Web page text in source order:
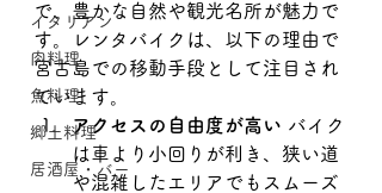
イタリアン
肉料理
魚料理
郷土料理
居酒屋・バー
で、豊かな自然や観光名所が魅力で
す。レンタバイクは、以下の理由で
宮古島での移動手段として注目され
ています。
アクセスの自由度が高い バイク
は車より小回りが利き、狭い道
や混雑したエリアでもスムーズ